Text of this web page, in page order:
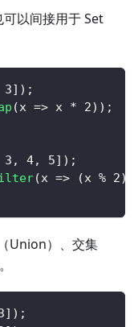
可以间接用于 Set
3] ) ;
(x => x * 2) ) ;
3 , 4, 5] ) ;
(x => (x % 2)
Union）、交集
] ) ;